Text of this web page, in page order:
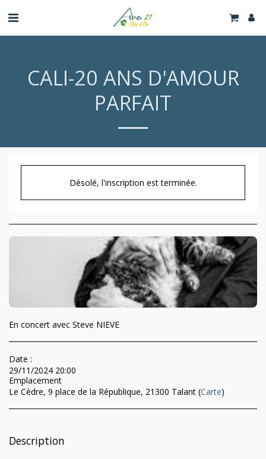
CALI-20 ANS D'AMOUR
PARFAIT
Désolé, l'inscription est terminée.
En concert avec Steve NIEVE
Date :
29/11/2024 20:00
Emplacement
Le Cèdre, 9 place de la République, 21300 Talant (Carte)
Description